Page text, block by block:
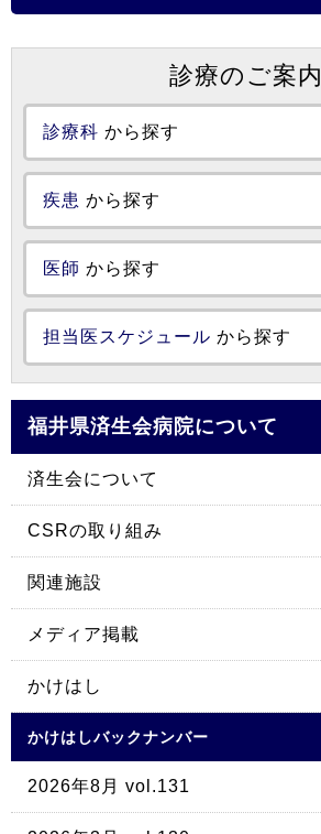
診療のご案内
診療科 から探す
疾患 から探す
医師 から探す
担当医スケジュール から探す
福井県済生会病院について
済生会について
CSRの取り組み
関連施設
メディア掲載
かけはし
かけはしバックナンバー
2026年8月 vol.131